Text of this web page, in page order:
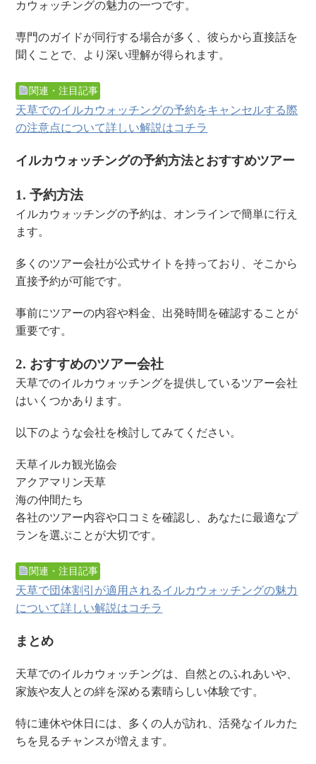
カウォッチングの魅力の一つです。
専門のガイドが同行する場合が多く、彼らから直接話を
聞くことで、より深い理解が得られます。
関連・注目記事
天草でのイルカウォッチングの予約をキャンセルする際
の注意点について詳しい解説はコチラ
イルカウォッチングの予約方法とおすすめツアー
1. 予約方法
イルカウォッチングの予約は、オンラインで簡単に行え
ます。
多くのツアー会社が公式サイトを持っており、そこから
直接予約が可能です。
事前にツアーの内容や料金、出発時間を確認することが
重要です。
2. おすすめのツアー会社
天草でのイルカウォッチングを提供しているツアー会社
はいくつかあります。
以下のような会社を検討してみてください。
天草イルカ観光協会
アクアマリン天草
海の仲間たち
各社のツアー内容や口コミを確認し、あなたに最適なプ
ランを選ぶことが大切です。
関連・注目記事
天草で団体割引が適用されるイルカウォッチングの魅力
について詳しい解説はコチラ
まとめ
天草でのイルカウォッチングは、自然とのふれあいや、
家族や友人との絆を深める素晴らしい体験です。
特に連休や休日には、多くの人が訪れ、活発なイルカた
ちを見るチャンスが増えます。